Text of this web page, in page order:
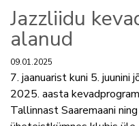
Jazzliidu
alanud
09.01.2025
7. jaanuarist kuni 5. juunini
2025. aasta
Tallinnast Saaremaani